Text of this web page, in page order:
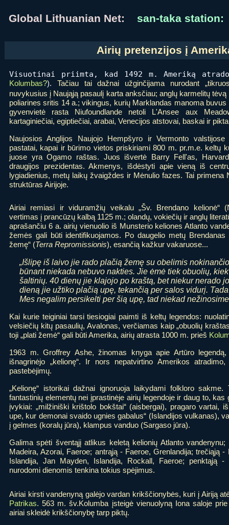
Global Lithuanian Net: san-taka station:
Airių pretenzijos į
Visuotinai priimta, kad 1492 m. Ameriką
Kolumbas?). Tačiau tai dažnai užginčijama nurodant
nuvykusius į Naująją pasaulį karta anksčiau; anglų karmelitų
poliarines sritis 14 a.; vikingus, kurių Marklandas manoma
gyvenvietė rasta Niufoundlande netoli L'Ansee aux
kartaginiečiai, egiptiečiai, arabai, Venecijos atstovai, baskai ir
Naujosios Anglijos Naujojo Hempšyro ir Vermonto
pastatai, kapai ir būrimo vietos priskiriami 800 m. pr.m.e. keltų
juose yra Ogamo raštas. Juos išvertė Barry Fell'as,
draugijos prezidentas. Akmenys, išdėstyti apie vieną iš
lygiadienius, metų laikų žvaigždes ir Mėnulio fazes. Tai primena
struktūras Airijoje.
Airiai remiasi ir viduramžių veikalu „Šv. Brendano kelionė“
vertimas į prancūzų kalbą 1125 m.; olandų, vokiečių ir anglų
aprašančiu 6 a. airių vienuolio iš Munsterio keliones Atlanto
žemės gali būti identifikuojamos. Po daugelio metų Brendanas
žemę“ (Terra Repromissionis), esančią kažkur vakaruose...
„Išlipę iš laivo jie rado plačią žemę su obelimis
būnant niekada nebuvo nakties. Jie ėmė tiek obuolių,
šaltinių. 40 dienų jie klajojo po kraštą, bet niekur nerado
dieną jie užtiko plačią upę, tekančią per salos vidurį.
Mes negalim persikelti per šią upę, tad niekad
Kai kurie teiginiai tarsi tiesiogiai paimti iš keltų legendos:
velsiečių kitų pasaulių, Avalonas, verčiamas kaip „obuolių
toji „plati žemė“ gali būti Amerika, airių atrasta 1000 m. prieš
1963 m. Groffrey Ashe, žinomas knyga apie Artūro legendą,
išnagrinėjo „kelionę“. Ir nors nepatvirtino Amerikos
pastebėjimų.
„Kelionę“ istorikai dažnai ignoruoja laikydami folkloro
fantastinių elementų nei įprastinėje airių legendoje ir daug to,
įvykiai: „milžiniški krištolo bokštai“ (aisbergai), pragaro vartai,
upe, kur demonai svaido ugnies gabalus“ (Islandijos vulkanas),
į gelmes (koralų jūra), klampus vanduo (Sargaso jūra).
Galima spėti šventąjį atlikus keletą kelionių Atlanto
Madeira, Azorai, Faeroe; antrąją - Faeroe, Grenlandija; trečiąją
Islandija, Jan Mayden, Islandija, Rockall, Faeroe; penktąją -
nurodomi dienomis tenkina tokius spėjimus.
Airiai kirsti vandenyną galėjo vardan krikščionybės, kuri į Airiją
Patrikas. 563 m. šv.Kolumba įsteigė vienuolyną Iona saloje
airiai skleidė krikščionybę tarp piktų.